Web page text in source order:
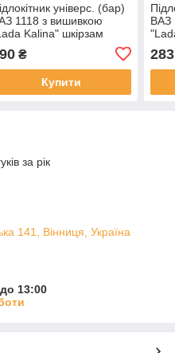
універс. (бар)
1118 з вишивкою
Kalina" шкірзам
₴
Купити
ВАЗ
283
за рік
141, Вінниця, Україна
13:00